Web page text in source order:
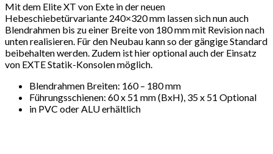
Mit dem Elite XT von Exte in der neuen
Hebeschiebetürvariante 240×320 mm lassen sich nun auch
Blendrahmen bis zu einer Breite von 180 mm mit Revision nach
unten realisieren. Für den Neubau kann so der gängige Standard
beibehalten werden. Zudem ist hier optional auch der Einsatz
von EXTE Statik-Konsolen möglich.
Blendrahmen Breiten: 160 – 180 mm
Führungsschienen: 60 x 51 mm (BxH), 35 x 51 Optional
in PVC oder ALU erhältlich